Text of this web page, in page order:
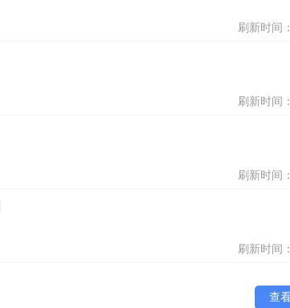
刷新时间
刷新时间
刷新时间
刷新时间
查